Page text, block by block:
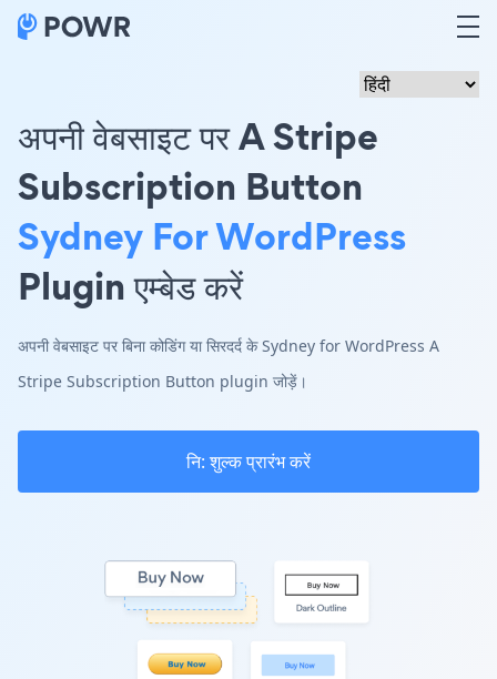
अपनी वेबसाइट पर A Stripe
Subscription Button
Sydney For WordPress
Plugin एम्बेड करें
अपनी वेबसाइट पर बिना कोडिंग या सिरदर्द के Sydney for WordPress A
Stripe Subscription Button plugin जोड़ें।
नि: शुल्क प्रारंभ करें